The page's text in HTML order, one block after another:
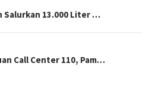
Salurkan 13.000 Liter …
Call Center 110, Pam…